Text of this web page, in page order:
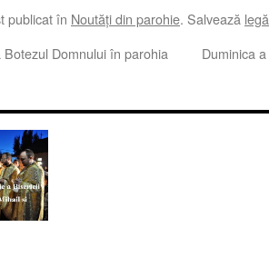
publicat în Noutăţi din parohie. Salvează
Botezul Domnului în parohia
Duminica